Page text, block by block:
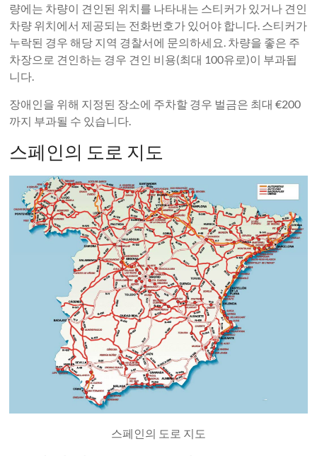
량에는 차량이 견인된 위치를 나타내는 스티커가 있거나 견인
차량 위치에서 제공되는 전화번호가 있어야 합니다. 스티커가
누락된 경우 해당 지역 경찰서에 문의하세요. 차량을 좋은 주
차장으로 견인하는 경우 견인 비용(최대 100유로)이 부과됩
니다.
장애인을 위해 지정된 장소에 주차할 경우 벌금은 최대 €200
까지 부과될 수 있습니다.
스페인의 도로 지도
스페인의 도로 지도